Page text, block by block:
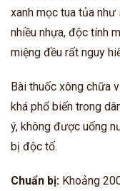
xanh mọc tua tủa
nhiều nhựa, độc tính
miệng đều rất nguy
Bài thuốc xông chữa
khá phổ biến trong
ý, không được uống
bị độc tố.
Chuẩn bị: Khoảng